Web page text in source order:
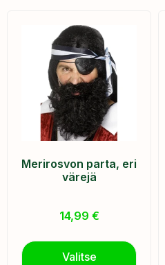
Merirosvon parta, eri
värejä
14,99 €
Valitse